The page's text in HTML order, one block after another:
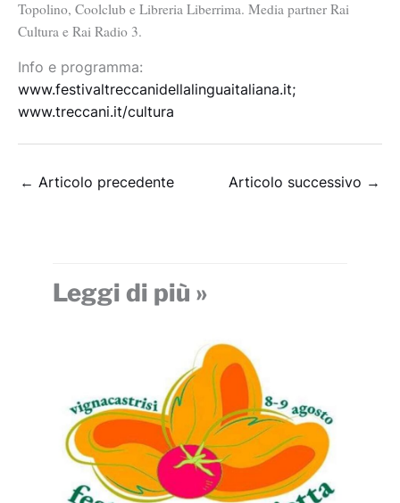
Topolino, Coolclub e Libreria Liberrima. Media partner Rai
Cultura e Rai Radio 3.
Info e programma:
www.festivaltreccanidellalinguaitaliana.it;
www.treccani.it/cultura
← Articolo precedente Articolo successivo →
Leggi di più »